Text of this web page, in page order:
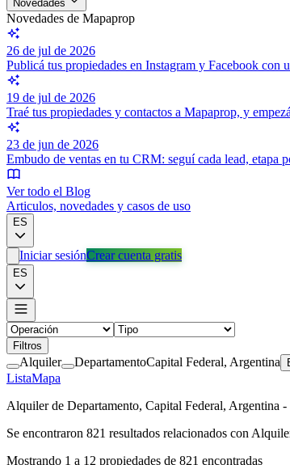
Novedades
Novedades de Mapaprop
26 de jul de 2026
Publicá tus propiedades en Instagram y Facebook con
19 de jul de 2026
Traé tus propiedades y contactos a Mapaprop, y
23 de jun de 2026
Embudo de ventas en tu CRM: seguí cada lead, etapa
Ver todo el Blog
Articulos, novedades y casos de uso
ES
Iniciar sesiónCrear cuenta gratis
ES
Filtros
Alquiler DepartamentoCapital Federal, Argentina
ListaMapa
Alquiler de Departamento, Capital Federal, Argentina
Se encontraron 821 resultados relacionados con
Mostrando 1 a 12 propiedades de 821 encontradas